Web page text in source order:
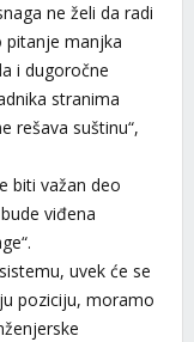
ne želi da radi
pitanje manjka
i dugoročne
stranima
rešava suštinu“,
biti važan deo
viđena
uvek će se
poziciju, moramo